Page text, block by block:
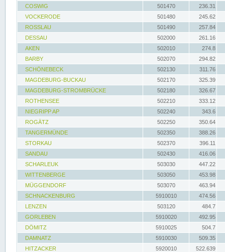
COSWIG
501470
236.31
VOCKERODE
501480
245.62
ROSSLAU
501490
257.84
DESSAU
502000
261.16
AKEN
502010
274.8
BARBY
502070
294.82
SCHÖNEBECK
502130
311.76
MAGDEBURG-BUCKAU
502170
325.39
MAGDEBURG-STROMBRÜCKE
502180
326.67
ROTHENSEE
502210
333.12
NIEGRIPP AP
502240
343.6
ROGÄTZ
502250
350.64
TANGERMÜNDE
502350
388.26
STORKAU
502370
396.11
SANDAU
502430
416.06
SCHARLEUK
503030
447.22
WITTENBERGE
503050
453.98
MÜGGENDORF
503070
463.94
SCHNACKENBURG
5910010
474.56
LENZEN
503120
484.7
GORLEBEN
5910020
492.95
DÖMITZ
5910025
504.7
DAMNATZ
5910030
509.35
HITZACKER
5920010
522.639